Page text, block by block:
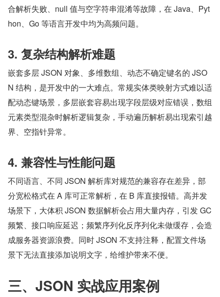
合解析失败、null 值与空字符串混淆等故障，在 Java、Pyt
hon、Go 等语言开发中均为高频问题。
3. 复杂结构解析难题
嵌套多层 JSON 对象、多维数组、动态不确定键名的 JSO
N 结构，是开发中的一大难点。常规实体类映射方式难以适
配动态键场景，多层嵌套容易出现字段层级对应错误，数组
元素类型混杂时解析逻辑复杂，手动遍历解析易出现索引越
界、空指针异常。
4. 兼容性与性能问题
不同语言、不同 JSON 解析库对规范的兼容存在差异，部
分宽松格式在 A 库可正常解析，在 B 库直接报错。高并发
场景下，大体积 JSON 数据解析会占用大量内存，引发 GC
频繁、接口响应延迟；频繁序列化反序列化未做缓存，会造
成服务器资源浪费。同时 JSON 不支持注释，配置文件场
景下无法直接添加说明文字，给维护带来不便。
三、JSON 实战应用案例